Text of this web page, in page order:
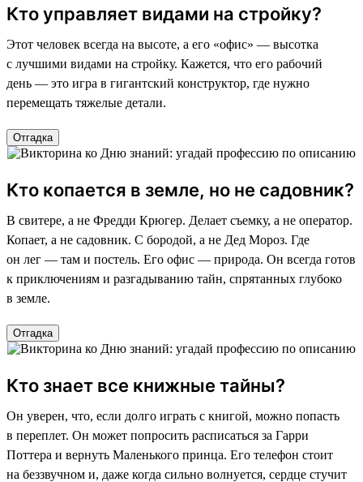
Кто управляет видами на стройку?
Этот человек всегда на высоте, а его «офис» — высотка
с лучшими видами на стройку. Кажется, что его рабочий
день — это игра в гигантский конструктор, где нужно
перемещать тяжелые детали.
Отгадка
Кто копается в земле, но не садовник?
В свитере, а не Фредди Крюгер. Делает съемку, а не оператор.
Копает, а не садовник. С бородой, а не Дед Мороз. Где
он лег — там и постель. Его офис — природа. Он всегда готов
к приключениям и разгадыванию тайн, спрятанных глубоко
в земле.
Отгадка
Кто знает все книжные тайны?
Он уверен, что, если долго играть с книгой, можно попасть
в переплет. Он может попросить расписаться за Гарри
Поттера и вернуть Маленького принца. Его телефон стоит
на беззвучном и, даже когда сильно волнуется, сердце стучит